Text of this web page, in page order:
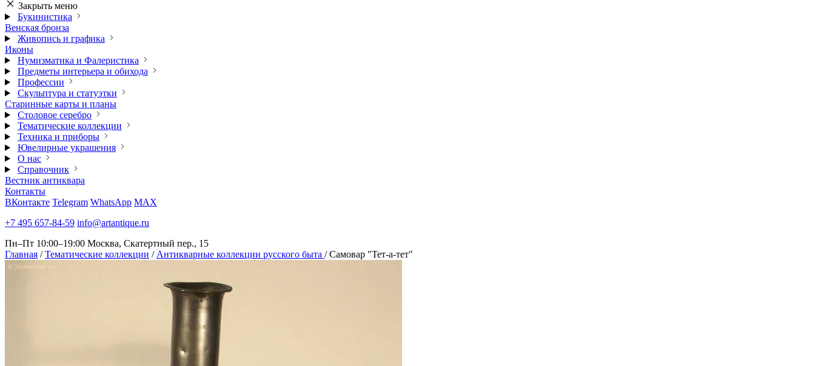
Закрыть меню
Букинистика
Венская бронза
Живопись и графика
Иконы
Нумизматика и Фалеристика
Предметы интерьера и обихода
Профессии
Скульптура и статуэтки
Старинные карты и планы
Столовое серебро
Тематические коллекции
Техника и приборы
Ювелирные украшения
О нас
Справочник
Вестник антиквара
Контакты
ВКонтакте Telegram WhatsApp MAX
+7 495 657-84-59 info@artantique.ru
Пн–Пт 10:00–19:00 Москва, Скатертный пер., 15
Главная / Тематические коллекции / Антикварные коллекции русского быта / Самовар "Тет-а-тет"